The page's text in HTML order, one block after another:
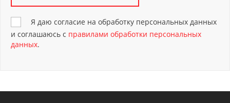
Я даю согласие на обработку персональных данных
и соглашаюсь с правилами обработки персональных
данных.